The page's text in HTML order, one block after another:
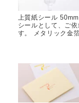
上質紙シール
シールとして、ご
す。 メタリック金